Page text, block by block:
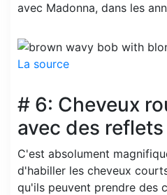
avec Madonna, dans les
La source
# 6: Cheveux
avec des
C'est absolument
d'habiller les cheveux
qu'ils peuvent prendre des